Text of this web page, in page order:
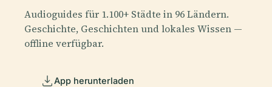
Audioguides für 1.100+ Städte in 96 Ländern.
Geschichte, Geschichten und lokales Wissen —
offline verfügbar.
App herunterladen